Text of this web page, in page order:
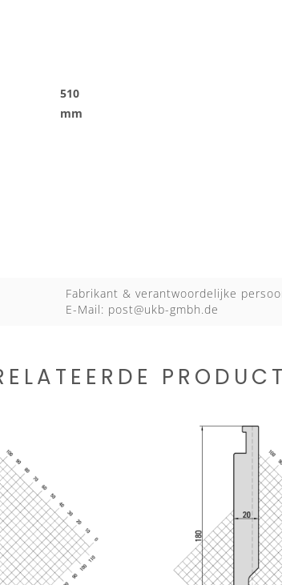
510
mm
Fabrikant & verantwoordelijke
E-Mail: post@ukb-gmbh.de